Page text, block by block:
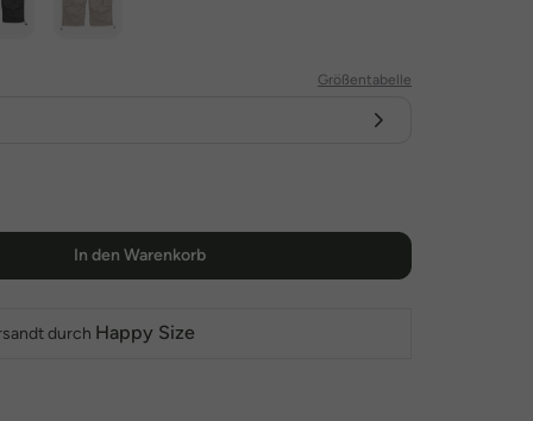
Größentabelle
In den Warenkorb
durch Happy Size